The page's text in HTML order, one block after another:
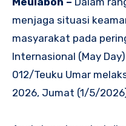
menjaga situasi
masyarakat pada
Internasional (May
012/Teuku Umar
2026, Jumat (1/5/